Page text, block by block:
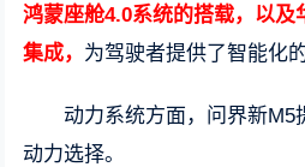
鸿蒙座舱4.0系统的搭载，以及
集成， 为驾驶者提供了智能化
动力系统方面，问界新M5
动力选择。